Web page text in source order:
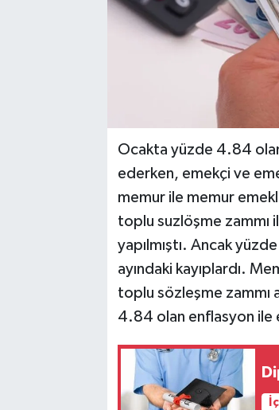
Ocakta yüzde 4.84
ederken, emekçi ve
memur ile memur
toplu suzlöşme zammı
yapılmıştı. Ancak
ayındaki kayıplardı.
toplu sözleşme zammı
4.84 olan enflasyon ile